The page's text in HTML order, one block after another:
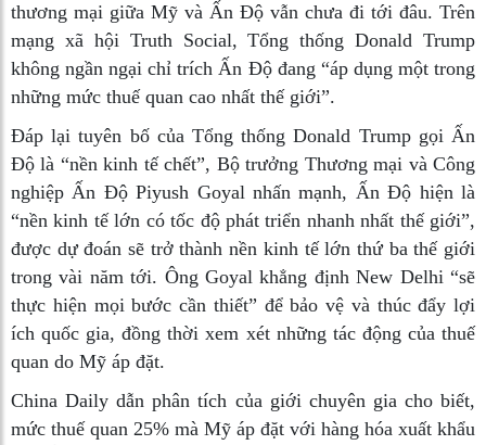
thương mại giữa Mỹ và Ấn Độ vẫn chưa đi tới đâu. Trên
mạng xã hội Truth Social, Tổng thống Donald Trump
không ngần ngại chỉ trích Ấn Độ đang “áp dụng một trong
những mức thuế quan cao nhất thế giới”.
Đáp lại tuyên bố của Tổng thống Donald Trump gọi Ấn
Độ là “nền kinh tế chết”, Bộ trưởng Thương mại và Công
nghiệp Ấn Độ Piyush Goyal nhấn mạnh, Ấn Độ hiện là
“nền kinh tế lớn có tốc độ phát triển nhanh nhất thế giới”,
được dự đoán sẽ trở thành nền kinh tế lớn thứ ba thế giới
trong vài năm tới. Ông Goyal khẳng định New Delhi “sẽ
thực hiện mọi bước cần thiết” để bảo vệ và thúc đẩy lợi
ích quốc gia, đồng thời xem xét những tác động của thuế
quan do Mỹ áp đặt.
China Daily dẫn phân tích của giới chuyên gia cho biết,
mức thuế quan 25% mà Mỹ áp đặt với hàng hóa xuất khẩu